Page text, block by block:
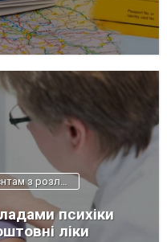
Помогатор: як пацієнтам з розладами психіки отримати "Доступні ліки"
психіки
ліки